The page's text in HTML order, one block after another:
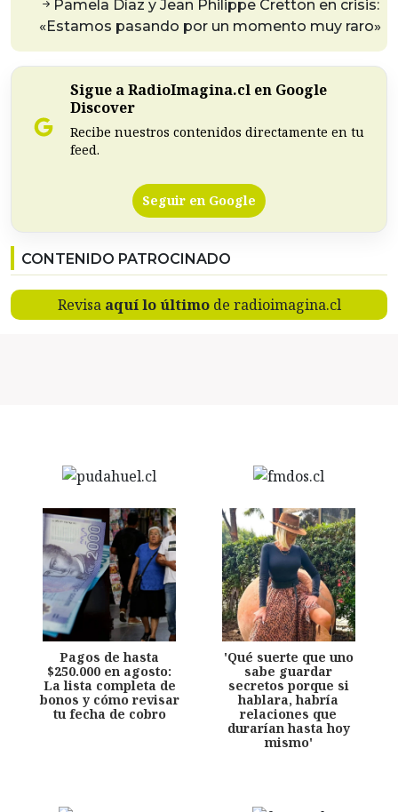
Pamela Díaz y Jean Philippe Cretton en crisis:
«Estamos pasando por un momento muy raro»
Sigue a RadioImagina.cl en Google
Discover
Recibe nuestros contenidos directamente en tu
feed.
Seguir en Google
CONTENIDO PATROCINADO
Revisa aquí lo últimode radioimagina.cl
Pagos de hasta
$250.000 en agosto:
La lista completa de
bonos y cómo revisar
tu fecha de cobro
'Qué suerte que uno
sabe guardar
secretos porque si
hablara, habría
relaciones que
durarían hasta hoy
mismo'